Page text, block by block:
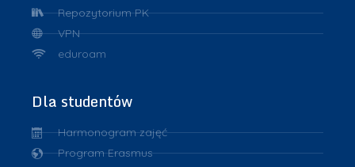
Repozytorium PK
VPN
eduroam
Dla studentów
Harmonogram zajęć
Program Erasmus